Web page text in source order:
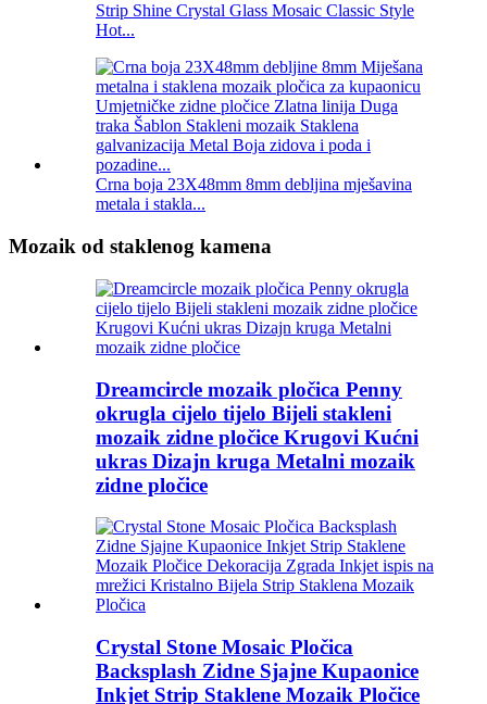
Strip Shine Crystal Glass Mosaic Classic Style
Hot...
Crna boja 23X48mm 8mm debljina mješavina
metala i stakla...
Mozaik od staklenog kamena
Dreamcircle mozaik pločica Penny
okrugla cijelo tijelo Bijeli stakleni
mozaik zidne pločice Krugovi Kućni
ukras Dizajn kruga Metalni mozaik
zidne pločice
Crystal Stone Mosaic Pločica
Backsplash Zidne Sjajne Kupaonice
Inkjet Strip Staklene Mozaik Pločice